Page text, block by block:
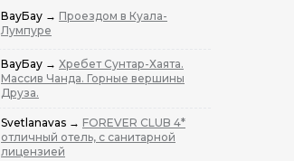
ВауБау → Проездом в Куала-
Лумпуре
ВауБау → Хребет Сунтар-Хаята.
Массив Чанда. Горные вершины
Друза.
Svetlanavas → FOREVER CLUB 4*
отличный отель, с санитарной
лицензией